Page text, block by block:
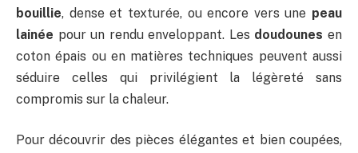
bouillie, dense et texturée, ou encore vers une peau
lainée pour un rendu enveloppant. Les doudounes en
coton épais ou en matières techniques peuvent aussi
séduire celles qui privilégient la légèreté sans
compromis sur la chaleur.
Pour découvrir des pièces élégantes et bien coupées,